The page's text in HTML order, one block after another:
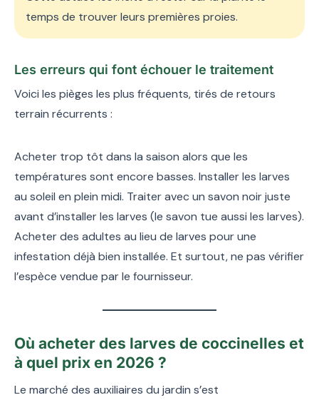
temps de trouver leurs premières proies.
Les erreurs qui font échouer le traitement
Voici les pièges les plus fréquents, tirés de retours
terrain récurrents :
Acheter trop tôt dans la saison alors que les
températures sont encore basses. Installer les larves
au soleil en plein midi. Traiter avec un savon noir juste
avant d’installer les larves (le savon tue aussi les larves).
Acheter des adultes au lieu de larves pour une
infestation déjà bien installée. Et surtout, ne pas vérifier
l’espèce vendue par le fournisseur.
Où acheter des larves de coccinelles et
à quel prix en 2026 ?
Le marché des auxiliaires du jardin s’est